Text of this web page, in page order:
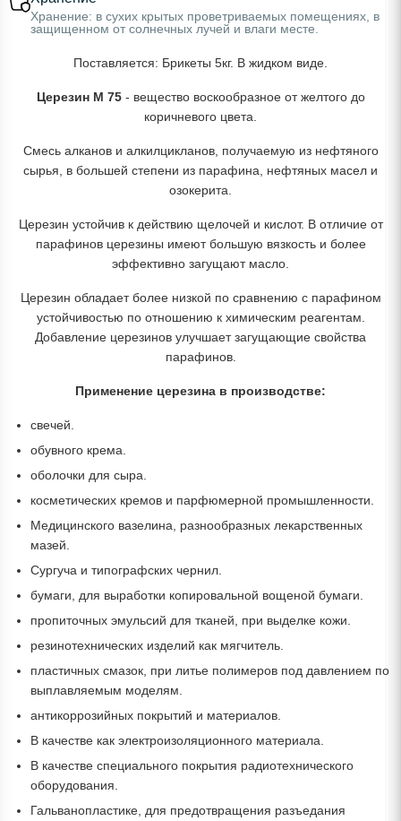
Хранение: в сухих крытых проветриваемых помещениях, в
защищенном от солнечных лучей и влаги месте.
Поставляется: Брикеты 5кг. В жидком виде.
Церезин М 75- вещество воскообразное от желтого до
коричневого цвета.
Смесь алканов и алкилцикланов, получаемую из нефтяного
сырья, в большей степени из парафина, нефтяных масел и
озокерита.
Церезин устойчив к действию щелочей и кислот. В отличие от
парафинов церезины имеют большую вязкость и более
эффективно загущают масло.
Церезин обладает более низкой по сравнению с парафином
устойчивостью по отношению к химическим реагентам.
Добавление церезинов улучшает загущающие свойства
парафинов.
Применение церезина в производстве:
свечей.
обувного крема.
оболочки для сыра.
косметических кремов и парфюмерной промышленности.
Медицинского вазелина, разнообразных лекарственных
мазей.
Сургуча и типографских чернил.
бумаги, для выработки копировальной вощеной бумаги.
пропиточных эмульсий для тканей, при выделке кожи.
резинотехнических изделий как мягчитель.
пластичных смазок, при литье полимеров под давлением по
выплавляемым моделям.
антикоррозийных покрытий и материалов.
В качестве как электроизоляционного материала.
В качестве специального покрытия радиотехнического
оборудования.
Гальванопластике, для предотвращения разъедания